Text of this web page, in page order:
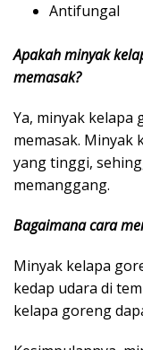
Antifungal
Apakah minyak
memasak?
Ya, minyak
memasak. Minyak
yang tinggi,
memanggang.
Bagaimana cara
Minyak kelapa
kedap udara di
kelapa goreng